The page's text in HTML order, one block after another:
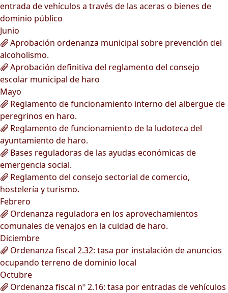
entrada de vehículos a través de las aceras o bienes de
dominio público
Junio
Aprobación ordenanza municipal sobre prevención del
alcoholismo.
Aprobación definitiva del reglamento del consejo
escolar municipal de haro
Mayo
Reglamento de funcionamiento interno del albergue de
peregrinos en haro.
Reglamento de funcionamiento de la ludoteca del
ayuntamiento de haro.
Bases reguladoras de las ayudas económicas de
emergencia social.
Reglamento del consejo sectorial de comercio,
hostelería y turismo.
Febrero
Ordenanza reguladora en los aprovechamientos
comunales de venajos en la cuidad de haro.
Diciembre
Ordenanza fiscal 2.32: tasa por instalación de anuncios
ocupando terreno de dominio local
Octubre
Ordenanza fiscal nº 2.16: tasa por entradas de vehículos